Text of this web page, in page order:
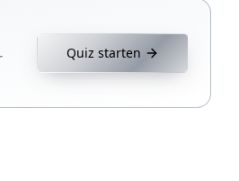
Quiz starten